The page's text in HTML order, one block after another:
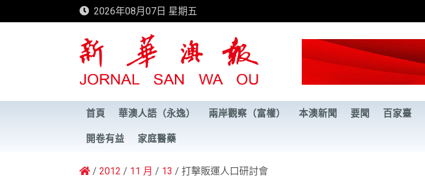
to
2026年08月07日 星期五
新華澳報
首頁 華澳人語（永逸） 兩岸觀察（富權） 本澳新聞 要聞 百家臺
開卷有益 家庭醫藥
2012 11 月 13 打擊販運人口研討會